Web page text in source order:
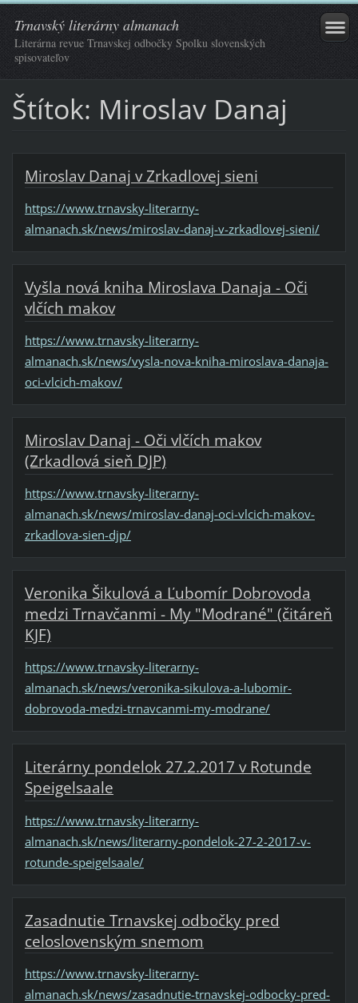
Trnavský literárny almanach
Literárna revue Trnavskej odbočky Spolku slovenských
spisovateľov
Štítok: Miroslav Danaj
Miroslav Danaj v Zrkadlovej sieni
https://www.trnavsky-literarny-
almanach.sk/news/miroslav-danaj-v-zrkadlovej-sieni/
Vyšla nová kniha Miroslava Danaja - Oči
vlčích makov
https://www.trnavsky-literarny-
almanach.sk/news/vysla-nova-kniha-miroslava-danaja-
oci-vlcich-makov/
Miroslav Danaj - Oči vlčích makov
(Zrkadlová sieň DJP)
https://www.trnavsky-literarny-
almanach.sk/news/miroslav-danaj-oci-vlcich-makov-
zrkadlova-sien-djp/
Veronika Šikulová a Ľubomír Dobrovoda
medzi Trnavčanmi - My "Modrané" (čitáreň
KJF)
https://www.trnavsky-literarny-
almanach.sk/news/veronika-sikulova-a-lubomir-
dobrovoda-medzi-trnavcanmi-my-modrane/
Literárny pondelok 27.2.2017 v Rotunde
Speigelsaale
https://www.trnavsky-literarny-
almanach.sk/news/literarny-pondelok-27-2-2017-v-
rotunde-speigelsaale/
Zasadnutie Trnavskej odbočky pred
celoslovenským snemom
https://www.trnavsky-literarny-
almanach.sk/news/zasadnutie-trnavskej-odbocky-pred-